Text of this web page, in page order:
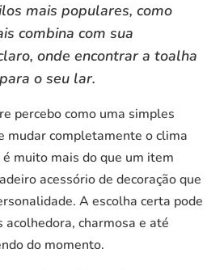
mais populares, como
combina com sua
onde encontrar a toalha
o seu lar.
percebo como uma simples
mudar completamente o clima
muito mais do que um item
acessório de decoração que
A escolha certa pode
acolhedora, charmosa e até
do momento.